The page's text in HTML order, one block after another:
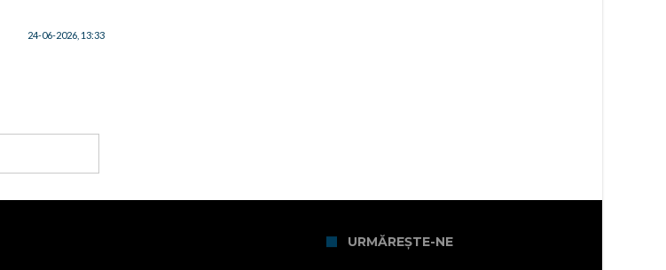
24-06-2026, 13:33
URMĂREȘTE-NE